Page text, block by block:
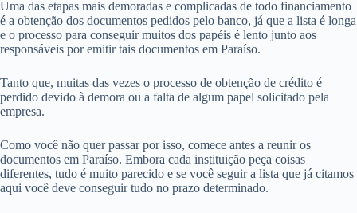
Uma das etapas mais demoradas e complicadas de todo financiamento
é a obtenção dos documentos pedidos pelo banco, já que a lista é longa
e o processo para conseguir muitos dos papéis é lento junto aos
responsáveis por emitir tais documentos em Paraíso.
Tanto que, muitas das vezes o processo de obtenção de crédito é
perdido devido à demora ou a falta de algum papel solicitado pela
empresa.
Como você não quer passar por isso, comece antes a reunir os
documentos em Paraíso. Embora cada instituição peça coisas
diferentes, tudo é muito parecido e se você seguir a lista que já citamos
aqui você deve conseguir tudo no prazo determinado.